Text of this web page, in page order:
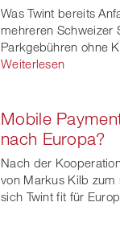
Was Twint bereits
mehreren Schweizer
Parkgebühren ohne
Weiterlesen
Mobile
nach Europa?
Nach der
von Markus Kilb zum
sich Twint fit für